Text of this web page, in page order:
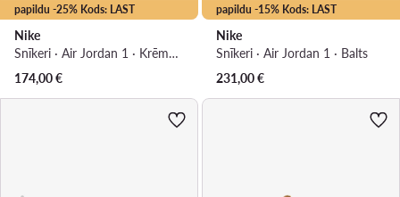
papildu -25% Kods: LAST
Nike
Snīkeri · Air Jordan 1 · Krēmkrāsas
174,00€
papildu -15% Kods: LAST
Nike
Snīkeri · Air Jordan 1 · Balts
231,00€